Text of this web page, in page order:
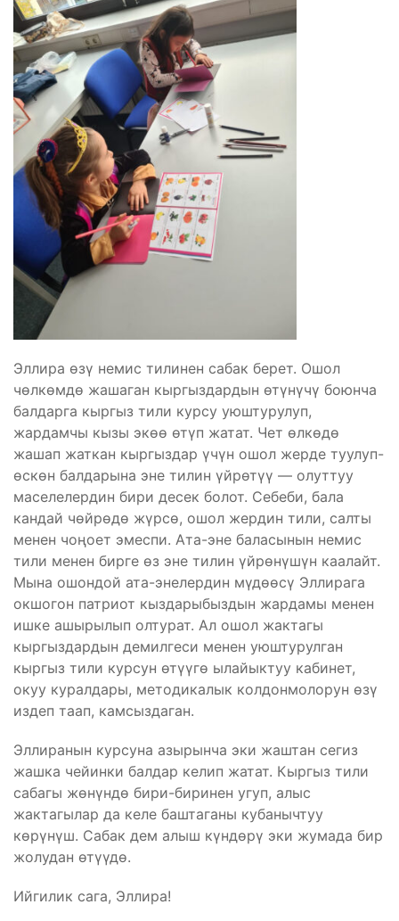
Эллира өзү немис тилинен сабак берет. Ошол
чөлкөмдө жашаган кыргыздардын өтүнүчү боюнча
балдарга кыргыз тили курсу уюштурулуп,
жардамчы кызы экөө өтүп жатат. Чет өлкөдө
жашап жаткан кыргыздар үчүн ошол жерде туулуп-
өскөн балдарына эне тилин үйрөтүү — олуттуу
маселелердин бири десек болот. Себеби, бала
кандай чөйрөдө жүрсө, ошол жердин тили, салты
менен чоңоет эмеспи. Ата-эне баласынын немис
тили менен бирге өз эне тилин үйрөнүшүн каалайт.
Мына ошондой ата-энелердин мүдөөсү Эллирага
окшогон патриот кыздарыбыздын жардамы менен
ишке ашырылып олтурат. Ал ошол жактагы
кыргыздардын демилгеси менен уюштурулган
кыргыз тили курсун өтүүгө ылайыктуу кабинет,
окуу куралдары, методикалык колдонмолорун өзү
издеп таап, камсыздаган.
Эллиранын курсуна азырынча эки жаштан сегиз
жашка чейинки балдар келип жатат. Кыргыз тили
сабагы жөнүндө бири-биринен угуп, алыс
жактагылар да келе баштаганы кубанычтуу
көрүнүш. Сабак дем алыш күндөрү эки жумада бир
жолудан өтүүдө.
Ийгилик сага, Эллира!